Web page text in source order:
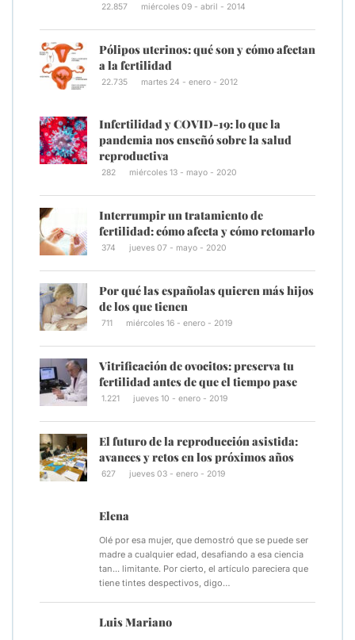
22.857 miércoles 09 - abril - 2014
Pólipos uterinos: qué son y cómo afectan
a la fertilidad
22.735 martes 24 - enero - 2012
Infertilidad y COVID-19: lo que la
pandemia nos enseñó sobre la salud
reproductiva
282 miércoles 13 - mayo - 2020
Interrumpir un tratamiento de
fertilidad: cómo afecta y cómo retomarlo
374 jueves 07 - mayo - 2020
Por qué las españolas quieren más hijos
de los que tienen
711 miércoles 16 - enero - 2019
Vitrificación de ovocitos: preserva tu
fertilidad antes de que el tiempo pase
1.221 jueves 10 - enero - 2019
El futuro de la reproducción asistida:
avances y retos en los próximos años
627 jueves 03 - enero - 2019
Elena
Olé por esa mujer, que demostró que se puede ser
madre a cualquier edad, desafiando a esa ciencia
tan... limitante. Por cierto, el artículo pareciera que
tiene tintes despectivos, digo…
Luis Mariano